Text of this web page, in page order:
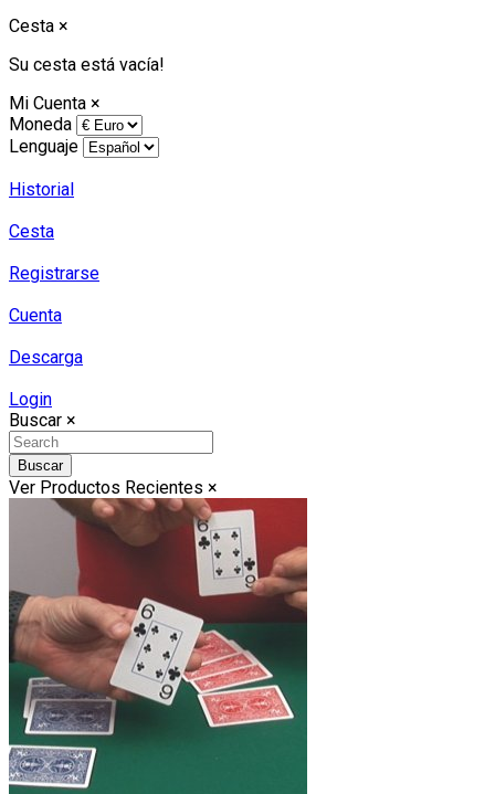
Cesta ×
Su cesta está vacía!
Mi Cuenta ×
Moneda
Lenguaje
Historial
Cesta
Registrarse
Cuenta
Descarga
Login
Buscar ×
Buscar
Ver Productos Recientes ×